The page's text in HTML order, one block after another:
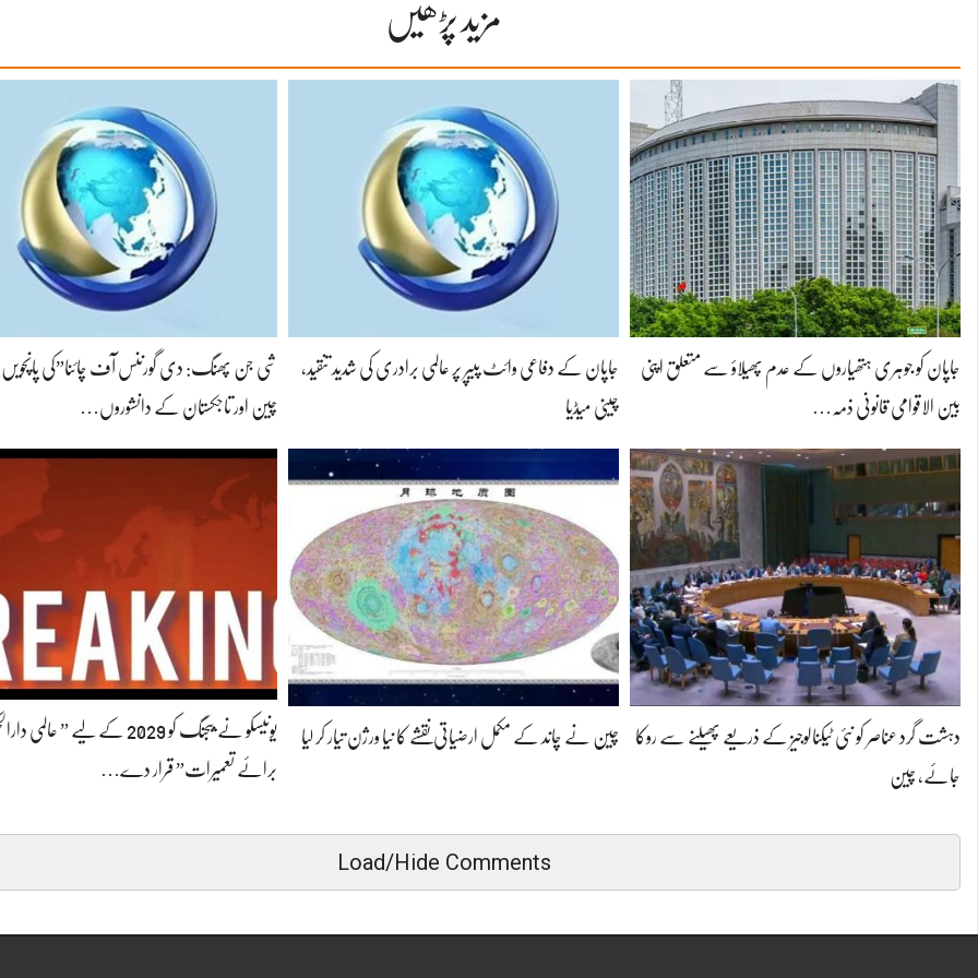
مزید پڑھیں
جاپان کو جوہری ہتھیاروں کے عدم پھیلاؤ سے متعلق اپنی
بین الاقوامی قانونی ذمہ…
جاپان کے دفاعی وائٹ پیپر پر عالمی برادری کی شدید تنقید،
چینی میڈیا
شی جن پھنگ: دی گورننس آف چائنا”کی پانچویں
چین اور تاجکستان کے دانشوروں…
دہشت گرد عناصر کو نئی ٹیکنالوجیز کے ذریعے پھیلنے سے روکا
جائے، چین
چین نے چاند کے مکمل ارضیاتی نقشے کا نیا ورژن تیار کر لیا یونیسکو نے بیجنگ کو 2029 کے لیے ”
برائے تعمیرات” قرار دے…
Load/Hide Comments